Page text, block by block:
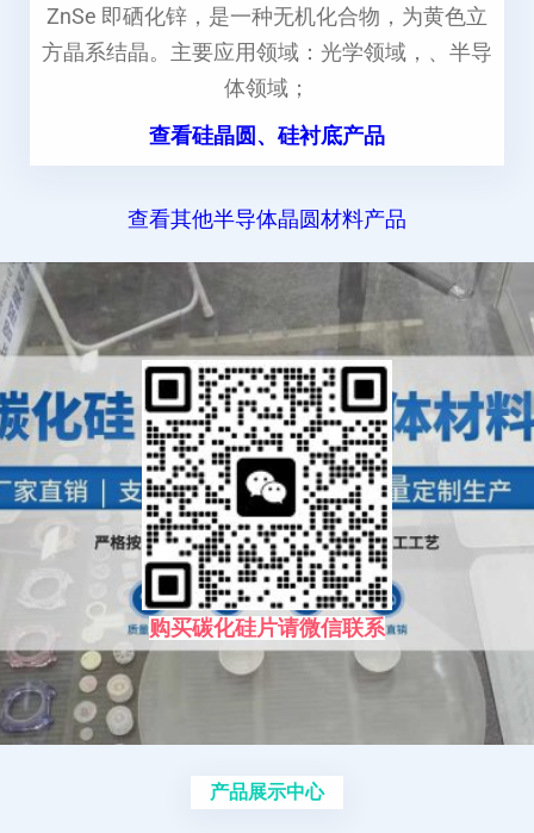
ZnSe 即硒化锌，是一种无机化合物，为黄色立
方晶系结晶。主要应用领域：光学领域，、半导
体领域；
查看硅晶圆、硅衬底产品
查看其他半导体晶圆材料产品
购买碳化硅片请微信联系
产品展示中心